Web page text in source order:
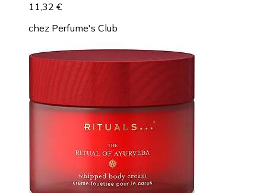
11,32 €
chez Perfume's Club